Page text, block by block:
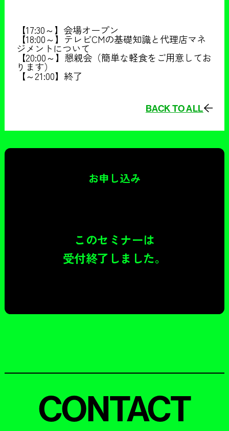
【17:30～】会場オープン
【18:00～】テレビCMの基礎知識と代理店マネ
ジメントについて
【20:00～】懇親会（簡単な軽食をご用意してお
ります）
【～21:00】終了
BACK TO ALL
お申し込み
このセミナーは
受付終了しました。
CONTACT